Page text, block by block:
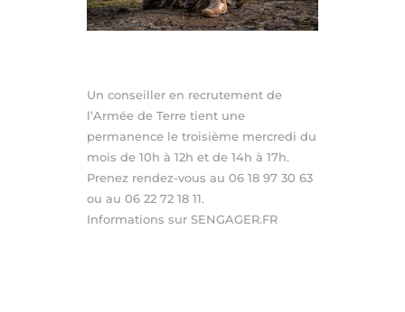
Un conseiller en recrutement de
l’Armée de Terre tient une
permanence le troisième mercredi du
mois de 10h à 12h et de 14h à 17h.
Prenez rendez-vous au 06 18 97 30 63
ou au 06 22 72 18 11.
Informations sur SENGAGER.FR